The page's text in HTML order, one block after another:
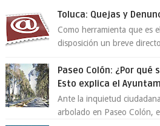
Toluca: Quejas y
Como herramienta que es
disposición un breve
Paseo Colón: ¿Por
Esto explica el
Ante la inquietud
arbolado en Paseo Colón,